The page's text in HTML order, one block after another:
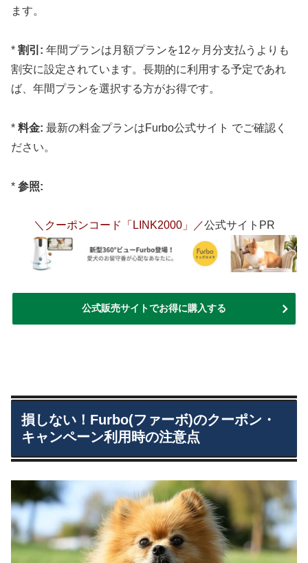
ます。
* 割引: 年間プランは月額プランを12ヶ月分支払うよりも
割安に設定されています。長期的に利用する予定であれ
ば、年間プランを選択する方がお得です。
* 料金: 最新の料金プランはFurbo公式サイト でご確認く
ださい。
* 参照:
＼クーポンコード「LINK2000」／公式サイトPR
公式販売サイトでお得に購入する
損しない！Furbo(ファーボ)のクーポン・
キャンペーン利用時の注意点